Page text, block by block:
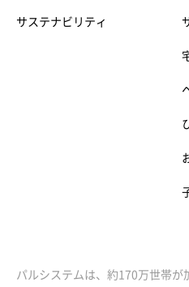
サステナビリティ
パルシステムは、約170万世帯が